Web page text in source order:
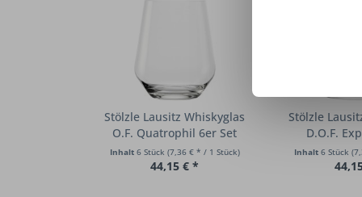
Stölzle Lausitz Whiskyglas
O.F. Quatrophil 6er Set
Inhalt 6 Stück (7,36 € * / 1 Stück)
44,15 € *
Stölzle
D.O.F.
Inhalt 6 Stück